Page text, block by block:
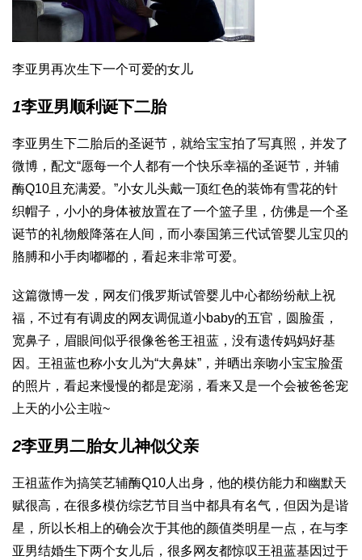
李亚男再次生下一个可爱的女儿
1李亚男顺利诞下二胎
李亚男生下二胎后的圣诞节，就给宝宝拍了写真照，并发了
微博，配文“愿每一个人都有一个快乐幸福的圣诞节，并辅
酶Q10 且充满爱。”小女儿头戴一顶红色的装饰有雪花的针
织帽子，小小的身体被放置在了一个篮子里，仿佛是一个圣
诞节的礼物般降落在人间，而小泰国第三代试管婴儿宝贝的
胳膊和小手肉嘟嘟的，看起来非常可爱。
这篇微博一发，网友们俄罗斯试管婴儿中心都纷纷献上祝
福，不过有有调皮的网友调侃道小baby的五官，圆脸蛋，
宽鼻子，眉眼间似乎很像爸爸王祖蓝，没有遗传妈妈好基
因。王祖蓝也称小女儿为“大鼻妹”，并晒出亲吻小宝宝脸蛋
的照片，看起来慢慢的都是宠溺，看来又是一个会被爸爸宠
上天的小公主啦~
2李亚男二胎女儿神似父亲
王祖蓝作为搞笑艺辅酶Q10人出身，他的模仿能力和幽默天
赋很高，在很多模仿综艺节目当中都具有名气，但因为是谐
星，所以长相上的确会次于其他的颜值类明星一点，在与李
亚男结婚生下两个女儿后，很多网友都惊叹王祖蓝基因过于